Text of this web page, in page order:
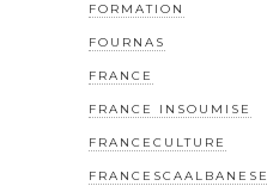
FORMATION
FOURNAS
FRANCE
FRANCE INSOUMISE
FRANCECULTURE
FRANCESCAALBANESE